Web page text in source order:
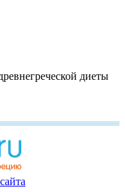
диеты